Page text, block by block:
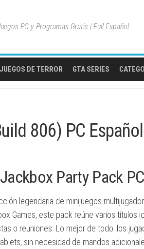
PC y Programas Gratis | Full Español
JUEGOS DE TERROR GTA SERIES
DE
ALTOS
806) PC
Party Pack
legendaria de minijuegos
Games, este pack reúne varios títulos
o reuniones. Lo mejor de todo: los
sin necesidad de mandos